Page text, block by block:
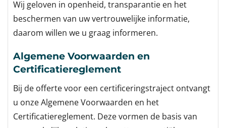
Wij geloven in openheid, transparantie en het
beschermen van uw vertrouwelijke informatie,
daarom willen we u graag informeren.
Algemene Voorwaarden en
Certificatiereglement
Bij de offerte voor een certificeringstraject ontvangt
u onze Algemene Voorwaarden en het
Certificatiereglement. Deze vormen de basis van